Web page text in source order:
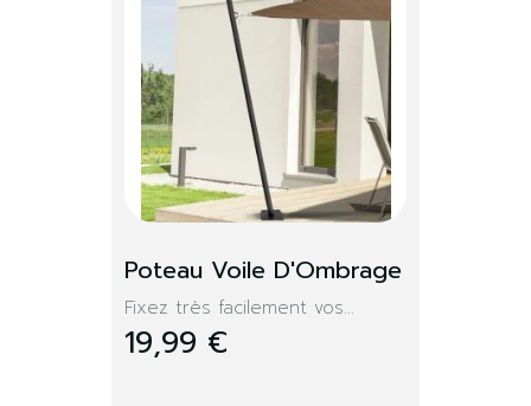
Poteau Voile D'Ombrage
Fixez très facilement vos...
19,99 €
Vous devez être connecté pour enregistrer des
produits dans votre liste de souhaits.
S'identifier